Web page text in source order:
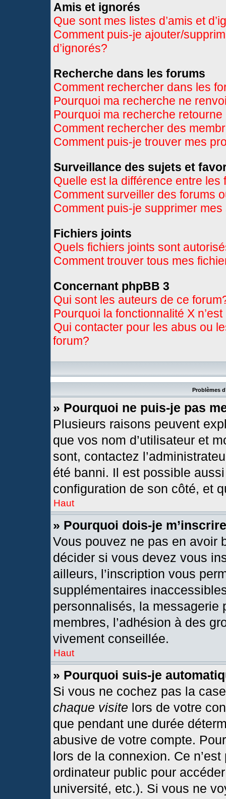
Amis et ignorés
Que sont mes listes d’amis et
Comment puis-je ajouter/
d’ignorés?
Recherche dans les forums
Comment rechercher dans les
Pourquoi ma recherche ne
Pourquoi ma recherche
Comment rechercher des
Comment puis-je trouver mes
Surveillance des sujets et
Quelle est la différence entre
Comment surveiller des forums
Comment puis-je supprimer
Fichiers joints
Quels fichiers joints sont
Comment trouver tous mes
Concernant phpBB 3
Qui sont les auteurs de ce
Pourquoi la fonctionnalité X
Qui contacter pour les abus ou
forum?
Problèmes
» Pourquoi ne puis-je pas
Plusieurs raisons peuvent
que vos nom d’utilisateur et
sont, contactez
été banni. Il est possible
configuration de son côté, et
Haut
» Pourquoi dois-je
Vous pouvez ne pas en avoir
décider si vous devez vous
ailleurs, l’inscription vous
supplémentaires
personnalisés, la messagerie
membres, l’adhésion à des
vivement conseillée.
Haut
» Pourquoi suis-je
Si vous ne cochez pas la
chaque visite lors de votre
que pendant une durée
abusive de votre compte.
lors de la connexion. Ce
ordinateur public pour
université, etc.). Si vous ne